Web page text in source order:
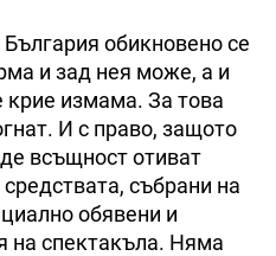
обикновено се
и зад нея може, а и
криe измама. За това
И с право, защото
всъщност отиват
събрани на
обявени и
на спектакъла. Няма